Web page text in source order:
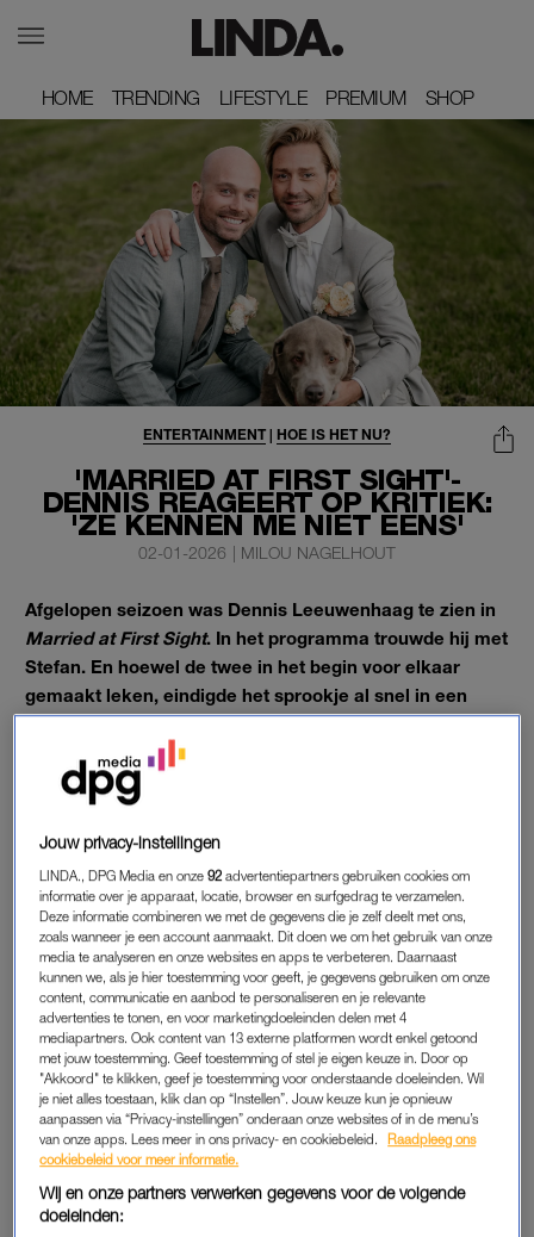
HOME
HOME TRENDING
TRENDING LIFESTYLE
LIFESTYLE PREMIUM
PREMIUM SHOP
SHOP
'MARRIED AT FIRST SIGHT'-
DENNIS REAGEERT OP KRITIEK:
'ZE KENNEN ME NIET EENS'
ENTERTAINMENT | HOE IS HET NU?
02-01-2026 | MILOU NAGELHOUT
Afgelopen seizoen was Dennis Leeuwenhaag te zien in
Married at First Sight. In het programma trouwde hij met
Stefan. En hoewel de twee in het begin voor elkaar
gemaakt leken, eindigde het sprookje al snel in een
scheiding.
Op Instagram deelt Dennis (rechts op de foto) hoe het nu met
hem gaat.
‘MARRIED AT FIRST SIGHT’
“Ten eerste wil ik zeggen dat het goed gaat met mij”, begint
Dennisaan de videoboodschap. Zo vertelt hij dat hij heel veel
steun heeft gehad van de mensen om zich heen. Wel laat hij
weten dat het programma hem niet bracht waar hij voor
kwam. Zo kreeg Dennis een bak vol kritiek over zich heen na
het seizoen. “We mogen allemaal iets zeggen en schrijven.
Maar ik denk wel dat dat op een nette manier moet
gebeuren”, zegt hij in de video.
“Ik hoop dat kijkers zich realiseren dat je meer bent dan
iemand op televisie en ze niet meer zo snel oordelen. Ze
kennen me niet eens. Ik ben ook een mens, ga daar netjes en
Jouw privacy-instellingen
LINDA., DPG Media en onze92 advertentiepartners gebruiken cookies om
informatie over je apparaat, locatie, browser en surfgedrag te verzamelen.
Deze informatie combineren we met de gegevens die je zelf deelt met ons,
zoals wanneer je een account aanmaakt. Dit doen we om het gebruik van onze
media te analyseren en onze websites en apps te verbeteren. Daarnaast
kunnen we, als je hier toestemming voor geeft, je gegevens gebruiken om onze
content, communicatie en aanbod te personaliseren en je relevante
advertenties te tonen, en voor marketingdoeleinden delen met 4
mediapartners. Ook content van 13 externe platformen wordt enkel getoond
met jouw toestemming. Geef toestemming of stel je eigen keuze in. Door op
"Akkoord" te klikken, geef je toestemming voor onderstaande doeleinden. Wil
je niet alles toestaan, klik dan op “Instellen”. Jouw keuze kun je opnieuw
aanpassen via “Privacy-instellingen” onderaan onze websites of in de menu’s
van onze apps. Lees meer in ons privacy- en cookiebeleid.
Raadpleeg ons
cookiebeleid voor meer informatie.
Wij en onze partners verwerken gegevens voor de volgende
doeleinden: